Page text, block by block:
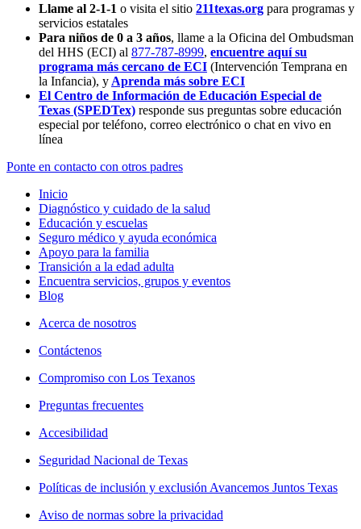
Llame al 2-1-1 o visita el sitio 211texas.org para programas y
servicios estatales
Para niños de 0 a 3 años, llame a la Oficina del Ombudsman
del HHS (ECI) al 877-787-8999, encuentre aquí su
programa más cercano de ECI (Intervención Temprana en
la Infancia), y Aprenda más sobre ECI
El Centro de Información de Educación Especial de
Texas (SPEDTex) responde sus preguntas sobre educación
especial por teléfono, correo electrónico o chat en vivo en
línea
Ponte en contacto con otros padres
Inicio
Diagnóstico y cuidado de la salud
Educación y escuelas
Seguro médico y ayuda económica
Apoyo para la familia
Transición a la edad adulta
Encuentra servicios, grupos y eventos
Blog
Acerca de nosotros
Contáctenos
Compromiso con Los Texanos
Preguntas frecuentes
Accesibilidad
Seguridad Nacional de Texas
Políticas de inclusión y exclusión Avancemos Juntos Texas
Aviso de normas sobre la privacidad